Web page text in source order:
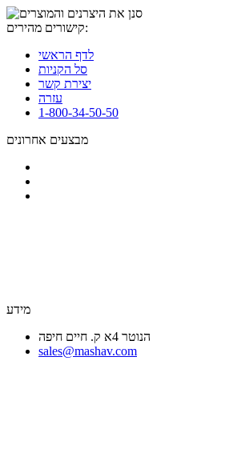
קישורים מהירים:
לדף הראשי
סל הקניות
יצירת קשר
עזרה
1-800-34-50-50
מבצעים אחרונים
מידע
הנוטר 4א ק. חיים חיפה
sales@mashav.com